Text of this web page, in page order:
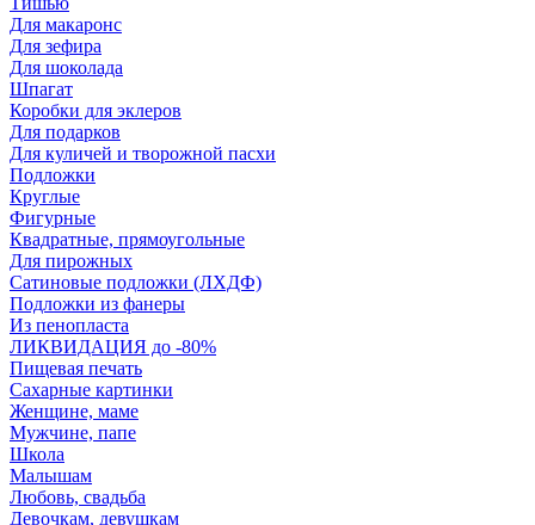
Для макаронс
Для зефира
Для шоколада
Шпагат
Коробки для эклеров
Для подарков
Для куличей и творожной пасхи
Подложки
Круглые
Фигурные
Квадратные, прямоугольные
Для пирожных
Сатиновые подложки (ЛХДФ)
Подложки из фанеры
Из пенопласта
ЛИКВИДАЦИЯ до -80%
Пищевая печать
Сахарные картинки
Женщине, маме
Мужчине, папе
Школа
Малышам
Любовь, свадьба
Девочкам, девушкам